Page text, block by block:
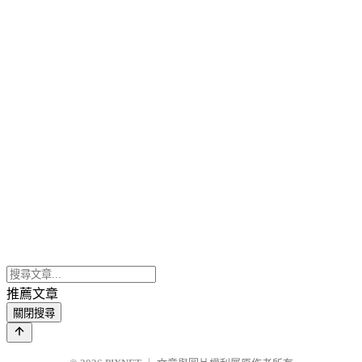
推薦文章
關閉搜尋